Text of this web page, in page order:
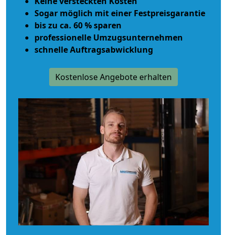
Sogar möglich mit einer Festpreisgarantie
bis zu ca. 60 % sparen
professionelle Umzugsunternehmen
schnelle Auftragsabwicklung
Kostenlose Angebote erhalten